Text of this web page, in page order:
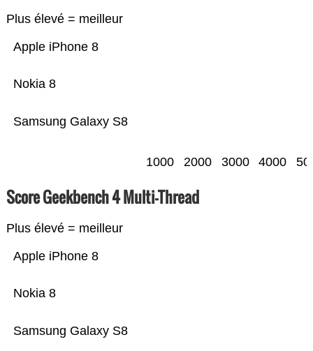
Plus élevé = meilleur
Samsung Galaxy S8
Nokia 8
Apple iPhone 8
1000 2000 3000 4000
Score Geekbench 4 Multi-Thread
Plus élevé = meilleur
Samsung Galaxy S8
Nokia 8
Apple iPhone 8